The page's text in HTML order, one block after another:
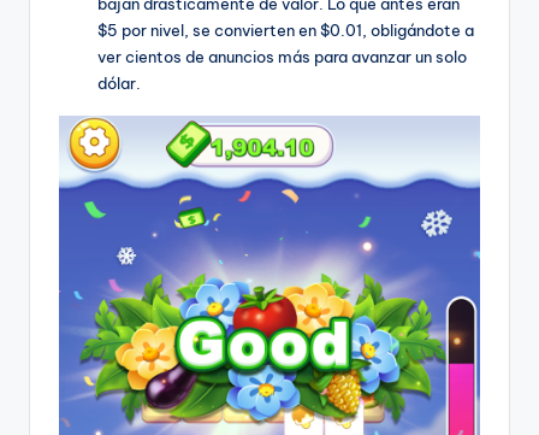
$5 por nivel, se convierten en $0.01, obligándote a
ver cientos de anuncios más para avanzar un solo
dólar.